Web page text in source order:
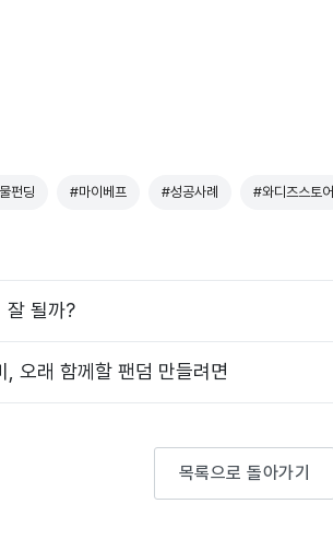
펀딩 #마이베프 #성공사례 #와디즈스토어
잘 될까?
오래 함께할 팬덤 만들려면
목록으로 돌아가기